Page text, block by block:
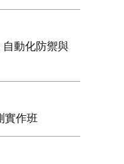
動化防禦與
實作班